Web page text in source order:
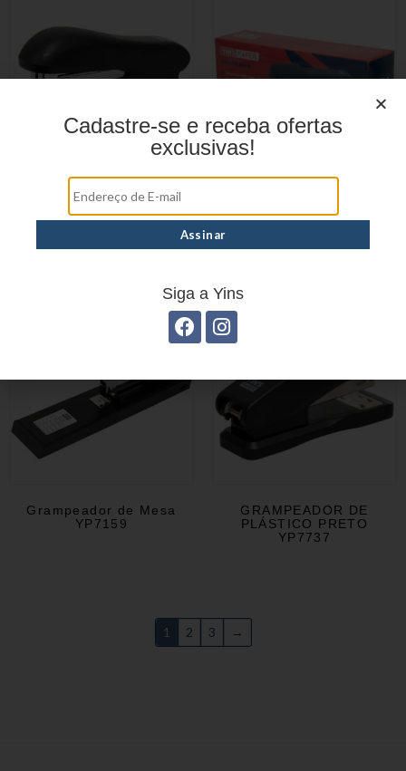
Grampeador Curva
YP7145
YP7715
Grampeador de Mesa
YP7159
GRAMPEADOR DE
PLÁSTICO PRETO
YP7737
1 2 3 →
Cadastre-se e receba ofertas
exclusivas!
Siga a Yins